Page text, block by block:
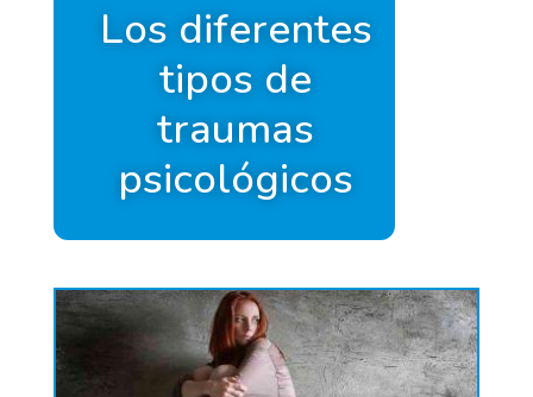
Los diferentes
tipos de
traumas
psicológicos